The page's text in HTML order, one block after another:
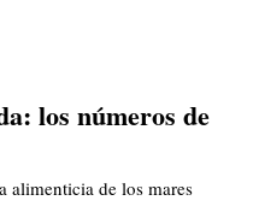
los números de
alimenticia de los mares